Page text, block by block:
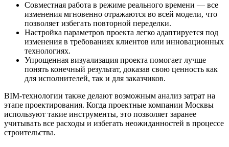
Совместная работа в режиме реального времени — все
изменения мгновенно отражаются во всей модели, что
позволяет избегать повторной переделки.
Настройка параметров проекта легко адаптируется под
изменения в требованиях клиентов или инновационных
технологиях.
Упрощенная визуализация проекта помогает лучше
понять конечный результат, доказав свою ценность как
для исполнителей, так и для заказчиков.
BIM-технологии также делают возможным анализ затрат на
этапе проектирования. Когда проектные компании Москвы
используют такие инструменты, это позволяет заранее
учитывать все расходы и избегать неожиданностей в процессе
строительства.